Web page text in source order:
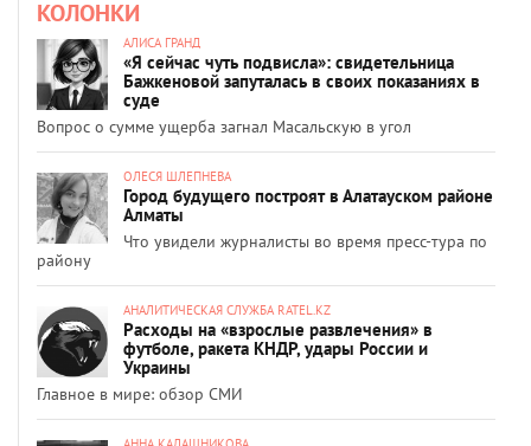
КОЛОНКИ
АЛИСА ГРАНД
«Я сейчас чуть подвисла»: свидетельница
Бажкеновой запуталась в своих показаниях в
суде
Вопрос о сумме ущерба загнал Масальскую в угол
ОЛЕСЯ ШЛЕПНЕВА
Город будущего построят в Алатауском районе
Алматы
Что увидели журналисты во время пресс-тура по
району
АНАЛИТИЧЕСКАЯ СЛУЖБА RATEL.KZ
Расходы на «взрослые развлечения» в
футболе, ракета КНДР, удары России и
Украины
Главное в мире: обзор СМИ